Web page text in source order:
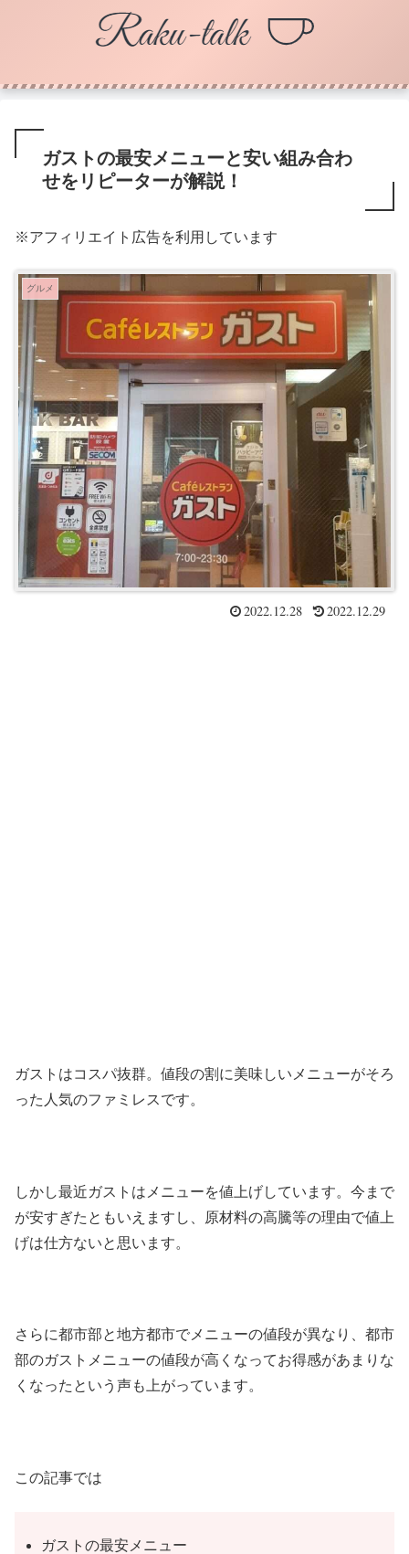
ガストの最安メニューと安い組み合わ
せをリピーターが解説！
※アフィリエイト広告を利用しています
グルメ
2022.12.28 2022.12.29
ガストはコスパ抜群。値段の割に美味しいメニューがそろ
った人気のファミレスです。
しかし最近ガストはメニューを値上げしています。今まで
が安すぎたともいえますし、原材料の高騰等の理由で値上
げは仕方ないと思います。
さらに都市部と地方都市でメニューの値段が異なり、都市
部のガストメニューの値段が高くなってお得感があまりな
くなったという声も上がっています。
この記事では
ガストの最安メニュー